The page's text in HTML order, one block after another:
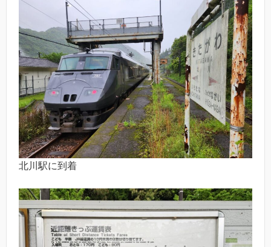
北川駅に到着